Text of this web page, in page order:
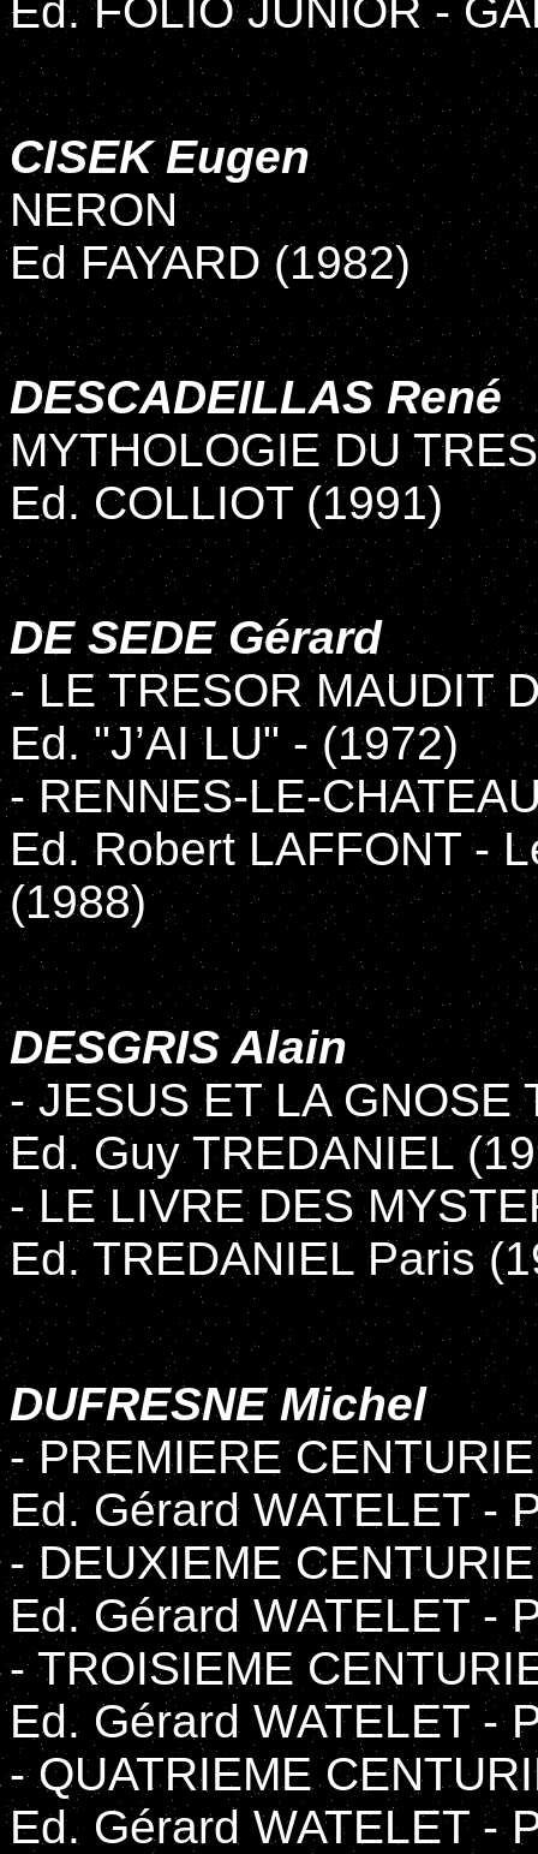
Ed. FOLIO JUNIOR -
CISEK Eugen
NERON
Ed FAYARD (1982)
DESCADEILLAS René
MYTHOLOGIE DU
Ed. COLLIOT (1991)
DE SEDE Gérard
- LE TRESOR MAUDIT
Ed. "J’AI LU" - (1972)
- RENNES-LE-
Ed. Robert LAFFONT -
(1988)
DESGRIS Alain
- JESUS ET LA GNOSE
Ed. Guy TREDANIEL
- LE LIVRE DES
Ed. TREDANIEL Paris
DUFRESNE Michel
- PREMIERE
Ed. Gérard WATELET -
- DEUXIEME
Ed. Gérard WATELET -
- TROISIEME
Ed. Gérard WATELET -
- QUATRIEME
Ed. Gérard WATELET -